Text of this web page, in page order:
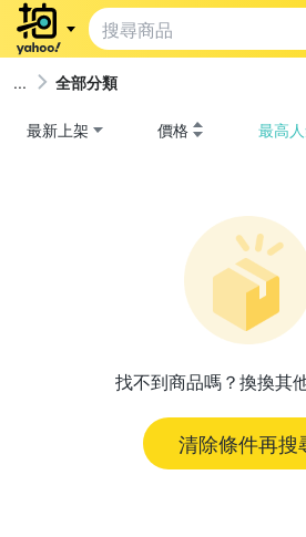
全部分類
最新上架 價格 最高
找不到商品嗎？換換其
清除條件再搜